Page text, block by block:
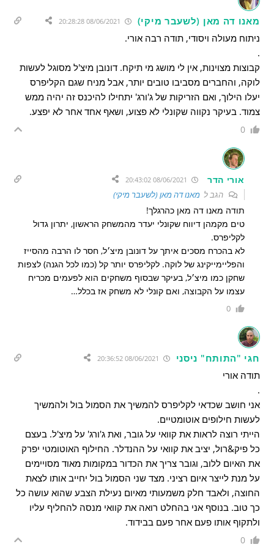
מאנו דה מאן (לשעבר מיקי)
ניתוח מעולה ויסודי, תודה רבה אורי.
.
קבוצות מצוינות, אין לי מושג מי תיקח. דונובן מיצ'ל מסוגל לעשות
לוקה, והחברים מסביבו טובים יותר, אבל מניח שגם הקליפרס
יעלו הילוך, ואם הזריקות של ג'ורג' יתחילו להיכנס זה יהיה ממש
צמוד. בעיקר נקווה שקונלי לא פצוע, ושאף אחד אחר לא יפצע.
0
אורי הדר
הגב למאנו דה מאן (לשעבר מיקי)
תודה מאנו דה מאן כהרגלך!
טים מקמהן דיווח שקונלי יעדר מהמשחק הראשון, יתרון גדול
לקליפרס.
לא בהכרח מסכים איתך על דונובן מיצ׳ל, חסר לו הרבה מהסייז
והפליימייקינג של לוקה. לקליפרס יותר קל (כמו לכל הגנה) לצפות
שחקן כמו מיצ׳ל, בעיקר שבסוף משחקים הוא לפעמים מכריח
עצמו על הקבוצה, ואם קונלי לא משחק אז בכלל…
0
חגי "התותח" ניסני
תודה אורי
.
אני חושב שכדאי לקליפרס להמשיך את הסמול בול ולהמשיך
לעשות חילופים אוטומטיים.
הייתי רוצה לראות את קוואי על גובר, ואת ג'ורג' על מיצ'ל. בעצם
כל פיק&רול, יציב את קוואי על ההנדלר. החילוף האוטומטי יפרק
את האיום ללוב, וגובר צריך את הכדור במקומות מאוד מסויימים
על מנת לייצר איום רציני. מצד שני הסמול בול יחייב אותו לצאת
החוצה, ולאבד חלק משמעותי מאיום נעילת הצבע שהוא עושה כל
כך טוב. בנוסף אני בהחלט רואה את קוואי מנסה להחליף עליו
ולתקוף אותו פעם אחר פעם בבידוד.
0